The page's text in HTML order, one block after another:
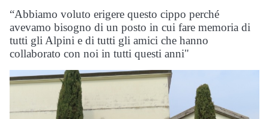
“Abbiamo voluto erigere questo cippo perché
avevamo bisogno di un posto in cui fare memoria di
tutti gli Alpini e di tutti gli amici che hanno
collaborato con noi in tutti questi anni"